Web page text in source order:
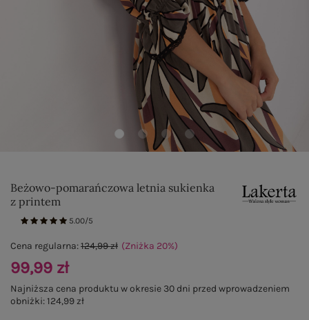
Beżowo-pomarańczowa letnia sukienka
z printem
5.00/5
Cena regularna:124,99 zł (Zniżka 20%)
99,99 zł
Najniższa cena produktu w okresie 30 dni przed wprowadzeniem
obniżki:124,99 zł